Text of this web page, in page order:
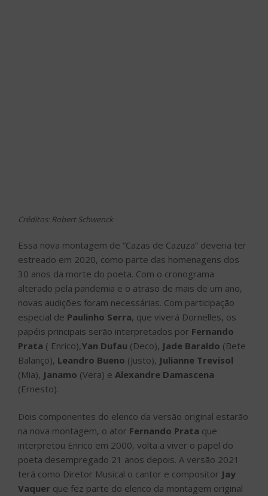
Créditos: Robert Schwenck
Essa nova montagem de “Cazas de Cazuza” deveria ter
estreado em 2020, como parte das homenagens dos
30 anos da morte do poeta. Com o cronograma
alterado pela pandemia e o atraso de mais de um ano,
novas audições foram necessárias. Com participação
especial de Paulinho Serra, que viverá Dornelles, os
papéis principais serão interpretados por Fernando
Prata ( Enrico),Yan Dufau (Deco), Jade Baraldo (Bete
Balanço), Leandro Bueno (Justo), Julianne Trevisol
(Mia), Janamo (Vera) e Alexandre Damascena
(Ernesto).
Dois componentes do elenco da versão original estarão
na nova montagem, o ator Fernando Prata que
interpretou Enrico em 2000, volta a viver o papel do
poeta desempregado 21 anos depois. A versão 2021
terá como Diretor Musical o cantor e compositor Jay
Vaquer que fez parte do elenco da montagem original